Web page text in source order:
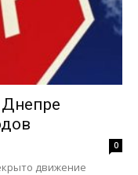
0
движение